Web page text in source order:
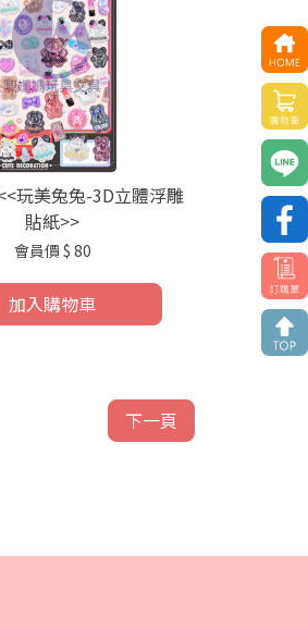
玩美兔兔-3D立體浮雕
貼紙>>
會員價 $ 80
加入購物車
下一頁